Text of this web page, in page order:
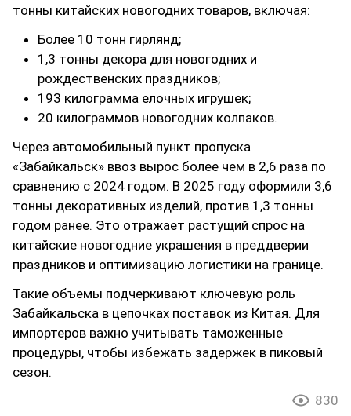
тонны китайских новогодних товаров, включая:
Более 10 тонн гирлянд;
1,3 тонны декора для новогодних и
рождественских праздников;
193 килограмма елочных игрушек;
20 килограммов новогодних колпаков.
Через автомобильный пункт пропуска
«Забайкальск» ввоз вырос более чем в 2,6 раза по
сравнению с 2024 годом. В 2025 году оформили 3,6
тонны декоративных изделий, против 1,3 тонны
годом ранее. Это отражает растущий спрос на
китайские новогодние украшения в преддверии
праздников и оптимизацию логистики на границе.
Такие объемы подчеркивают ключевую роль
Забайкальска в цепочках поставок из Китая. Для
импортеров важно учитывать таможенные
процедуры, чтобы избежать задержек в пиковый
сезон.
830